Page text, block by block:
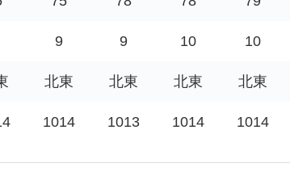
9 9 10 10
北東 北東 北東 北東
1014 1013 1014 1014